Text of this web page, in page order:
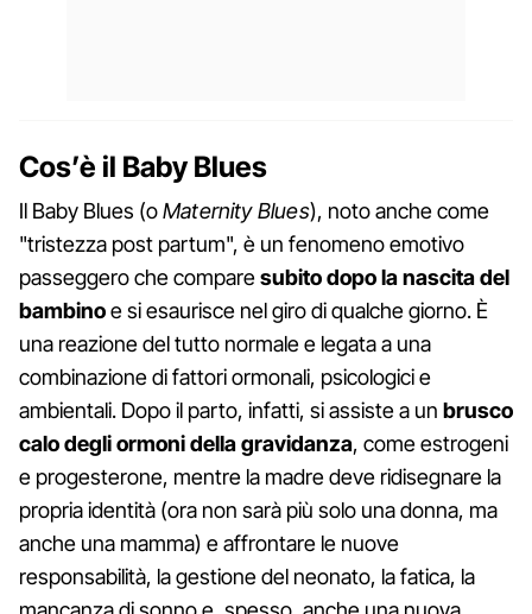
Cos’è il Baby Blues
Il Baby Blues (oMaternity Blues), noto anche come
"tristezza post partum", è un fenomeno emotivo
passeggero che comparesubito dopo la nascita del
bambinoe si esaurisce nel giro di qualche giorno. È
una reazione del tutto normale e legata a una
combinazione di fattori ormonali, psicologici e
ambientali. Dopo il parto, infatti, si assiste a un brusco
calo degli ormoni della gravidanza, come estrogeni
e progesterone, mentre la madre deve ridisegnare la
propria identità (ora non sarà più solo una donna, ma
anche una mamma) e affrontare le nuove
responsabilità, la gestione del neonato, la fatica, la